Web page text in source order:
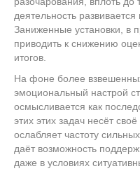
деятельность
Заниженные установки, в
приводить к снижению
итогов.
На фоне более
эмоциональный настрой
осмысливается как
этих этих задач несёт
ослабляет частоту
даёт возможность
даже в условиях